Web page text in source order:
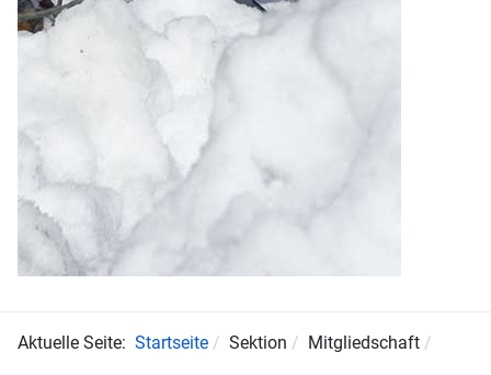
Aktuelle Seite: Startseite Sektion Mitgliedschaft